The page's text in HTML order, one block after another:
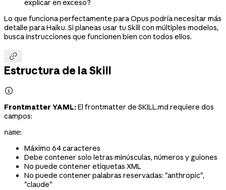
explicar en exceso?
Lo que funciona perfectamente para Opus podría necesitar más
detalle para Haiku. Si planeas usar tu Skill con múltiples modelos,
busca instrucciones que funcionen bien con todos ellos.

Estructura de la Skill

Frontmatter YAML:El frontmatter de SKILL.md requiere dos
campos:
name:
Máximo 64 caracteres
Debe contener solo letras minúsculas, números y guiones
No puede contener etiquetas XML
No puede contener palabras reservadas: "anthropic",
"claude"